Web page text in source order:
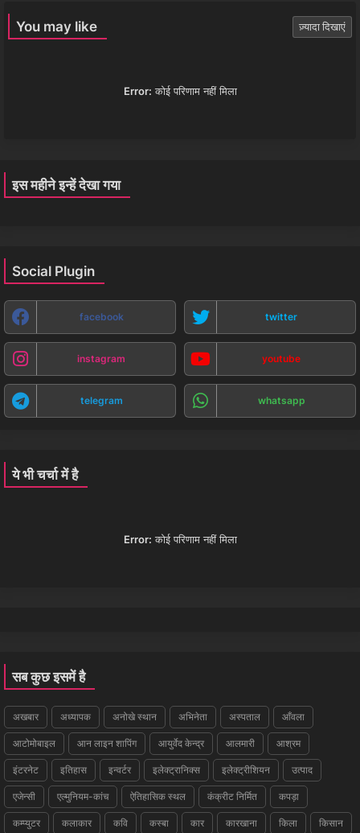
You may like ज़्यादा दिखाएं
Error: कोई परिणाम नहीं मिला
इस महीने इन्हें देखा गया
Social Plugin
facebook twitter
instagram youtube
telegram whatsapp
ये भी चर्चा में है
Error: कोई परिणाम नहीं मिला
सब कुछ इसमें है
अखबार अध्यापक अनोखे स्थान अभिनेता अस्पताल आँवला
आटोमोबाइल आन लाइन शापिंग आयुर्वेद केन्द्र आलमारी आश्रम
इंटरनेट इतिहास इन्वर्टर इलेक्ट्रानिक्स इलेक्ट्रीशियन उत्पाद
एजेन्सी एल्मुनियम-कांच ऐतिहासिक स्थल कंक्रीट निर्मित कपड़ा
कम्प्युटर कलाकार कवि कस्बा कार कारखाना किला किसान